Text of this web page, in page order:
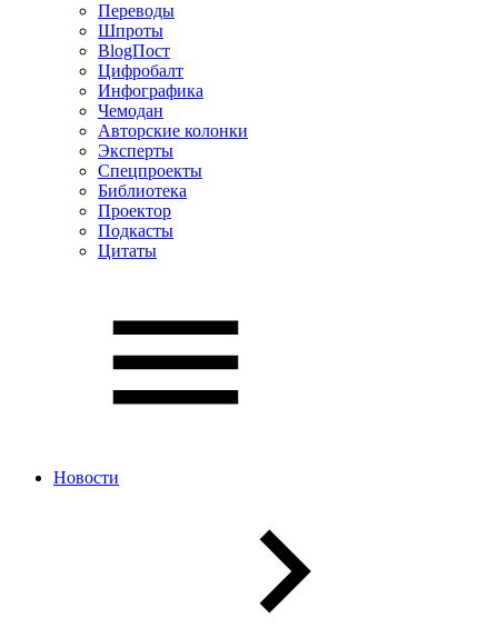
Переводы
Шпроты
BlogПост
Цифробалт
Инфографика
Чемодан
Авторские колонки
Эксперты
Спецпроекты
Библиотека
Проектор
Подкасты
Цитаты
Новости